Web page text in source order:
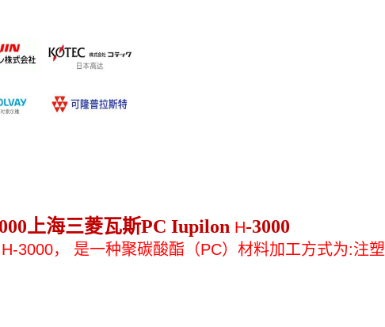
000上海三菱瓦斯PC Iupilon H-3000
-3000， 是一种聚碳酸酯（PC）材料加工方式为:注塑